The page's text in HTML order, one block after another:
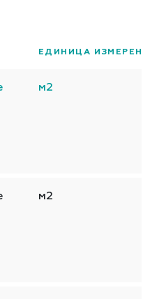
ЕДИНИЦА ИЗМЕРЕНИЯ
м2
м2